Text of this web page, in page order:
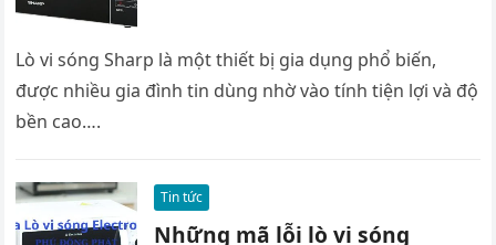
Lò vi sóng Sharp là một thiết bị gia dụng phổ biến,
được nhiều gia đình tin dùng nhờ vào tính tiện lợi và độ
bền cao….
Tin tức
Những mã lỗi lò vi sóng